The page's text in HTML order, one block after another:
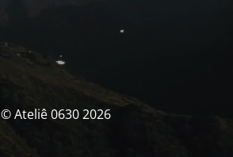
© Ateliê 0630 2026